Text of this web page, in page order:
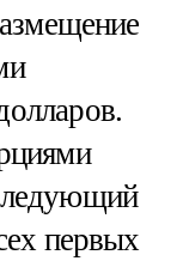
первых